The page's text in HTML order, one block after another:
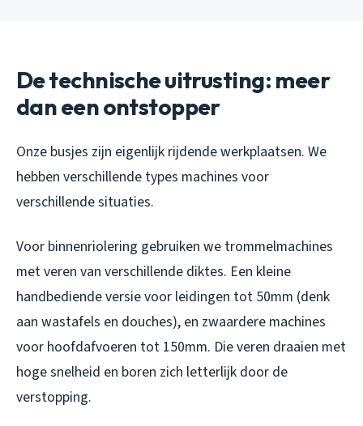
De technische uitrusting: meer
dan een ontstopper
Onze busjes zijn eigenlijk rijdende werkplaatsen. We
hebben verschillende types machines voor
verschillende situaties.
Voor binnenriolering gebruiken we trommelmachines
met veren van verschillende diktes. Een kleine
handbediende versie voor leidingen tot 50mm (denk
aan wastafels en douches), en zwaardere machines
voor hoofdafvoeren tot 150mm. Die veren draaien met
hoge snelheid en boren zich letterlijk door de
verstopping.